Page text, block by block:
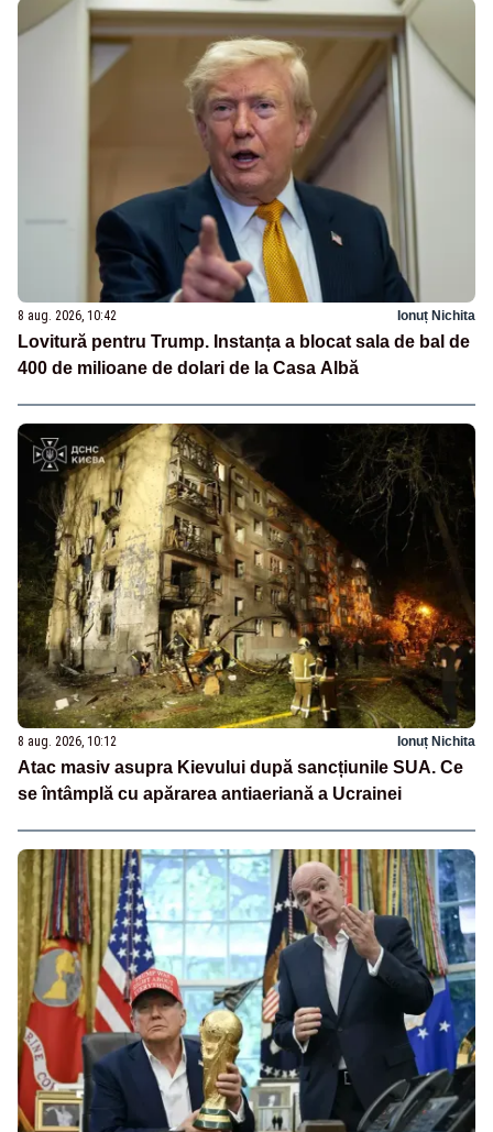
8 aug. 2026, 10:42 Ionuț Nichita
Lovitură pentru Trump. Instanța a blocat sala de bal de
400 de milioane de dolari de la Casa Albă
8 aug. 2026, 10:12 Ionuț Nichita
Atac masiv asupra Kievului după sancțiunile SUA. Ce
se întâmplă cu apărarea antiaeriană a Ucrainei